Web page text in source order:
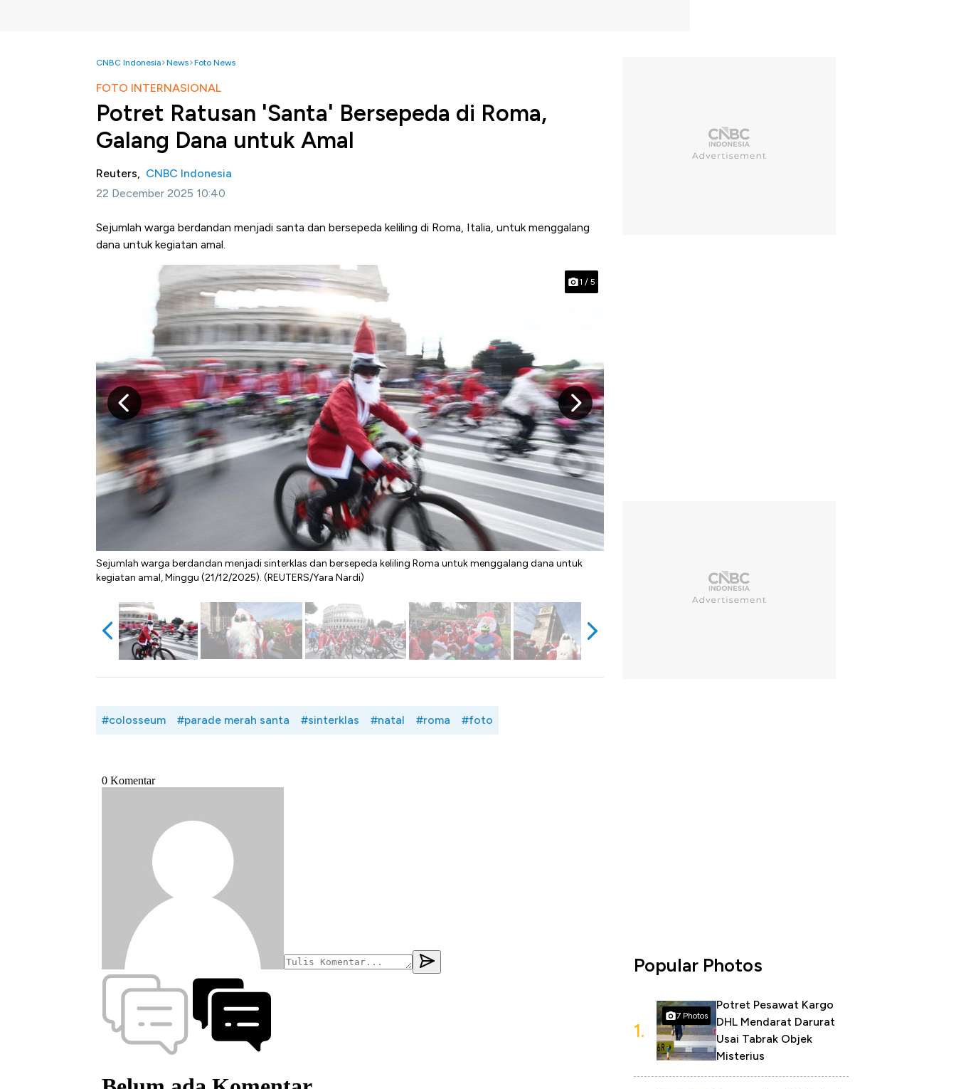
CNBC Indonesia News Foto News
FOTO INTERNASIONAL
Potret Ratusan 'Santa' Bersepeda di Roma,
Galang Dana untuk Amal
Reuters, CNBC Indonesia
22 December 2025 10:40
Sejumlah warga berdandan menjadi santa dan bersepeda keliling di Roma, Italia, untuk menggalang
dana untuk kegiatan amal.
Sejumlah warga berdandan menjadi sinterklas dan bersepeda keliling Roma untuk menggalang dana untuk
kegiatan amal, Minggu (21/12/2025). (REUTERS/Yara Nardi)
1 / 5
#colosseum #parade merah santa #sinterklas #natal #roma #foto
Popular Photos
1.
7 Photos
Potret Pesawat Kargo
DHL Mendarat Darurat
Usai Tabrak Objek
Misterius